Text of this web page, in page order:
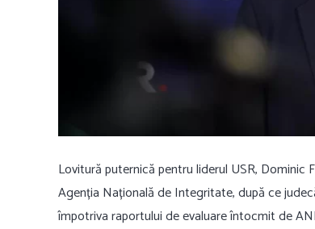
Lovitură puternică pentru liderul USR, Dominic
Agenția Națională de Integritate, după ce
împotriva raportului de evaluare întocmit de